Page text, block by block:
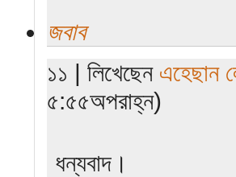
জবাব
১১ | লিখেছেন এহেছান
৫:৫৫অপরাহ্ন)
ধন্যবাদ।